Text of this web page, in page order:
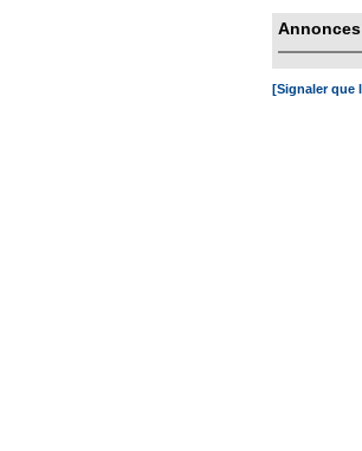
[Signaler que